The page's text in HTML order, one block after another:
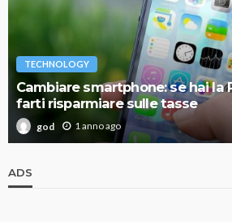
TECHNOLOGY
Cambiare smartphone: se hai la
farti risparmiare sulle tasse
god 1 anno ago
ADS